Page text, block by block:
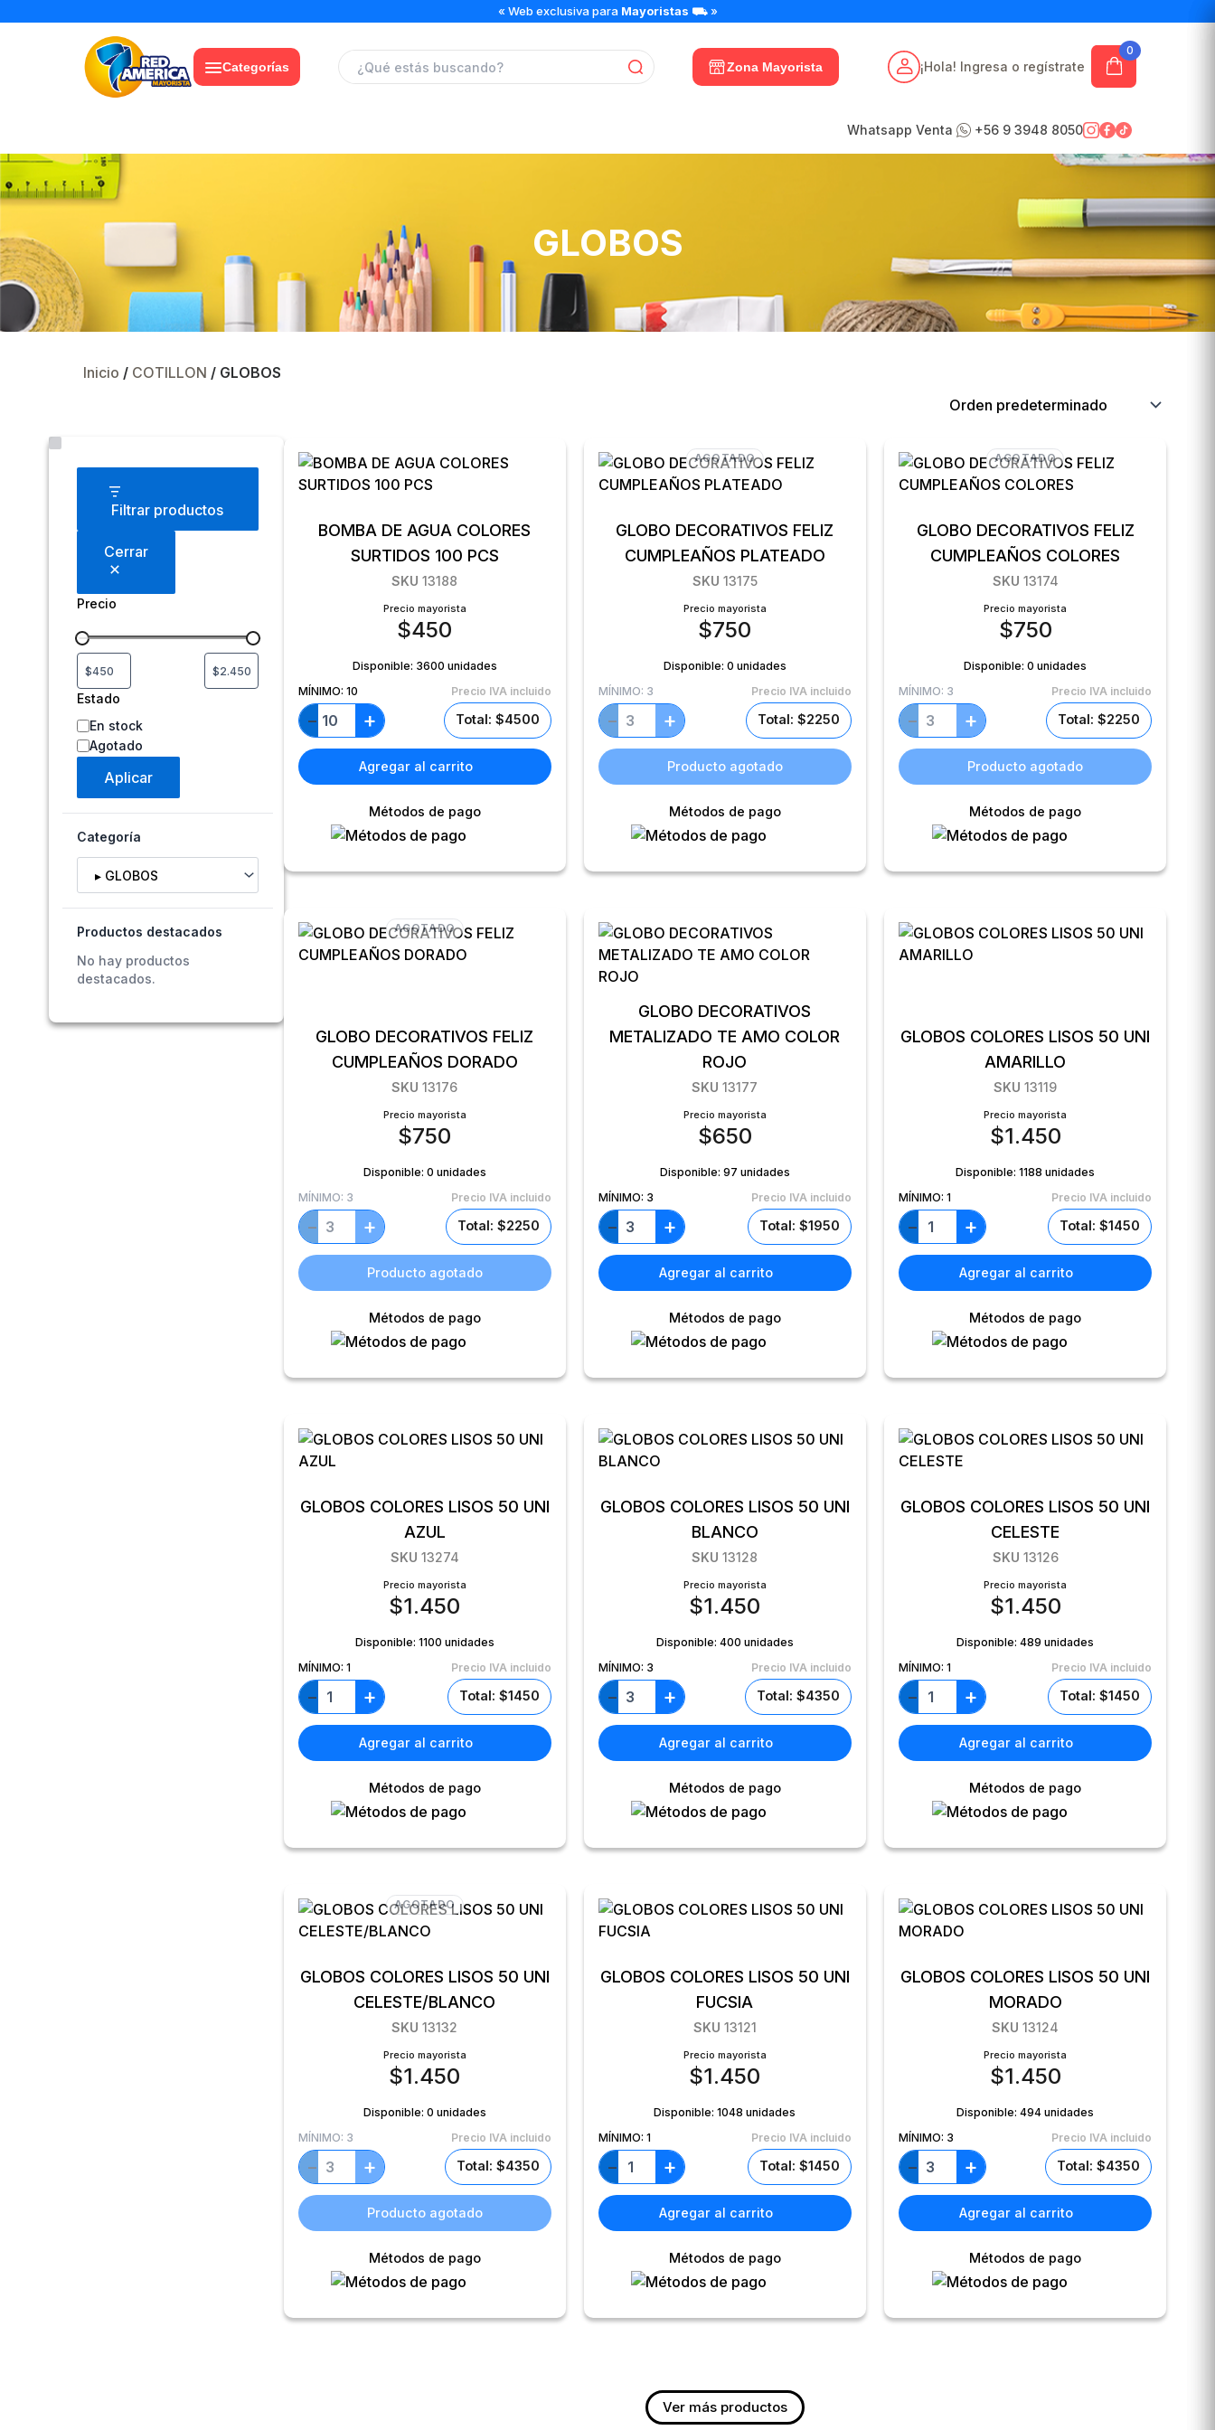
Categorías Zona Mayorista
0
¡Hola! Ingresa o regístrate
Whatsapp Venta +56 9 3948 8050
GLOBOS
Inicio / COTILLON / GLOBOS
Filtrar productos
Cerrar
Precio
Estado
En stock
Agotado
Aplicar
Categoría
Productos destacados
No hay productos
destacados.
BOMBA DE AGUA COLORES
SURTIDOS 100 PCS
SKU 13188
Precio mayorista
$450
Disponible: 3600 unidades
MÍNIMO: 10 Precio IVA incluido
− + Total: $4500
Agregar al carrito
Métodos de pago
AGOTADO
GLOBO DECORATIVOS FELIZ
CUMPLEAÑOS PLATEADO
SKU 13175
Precio mayorista
$750
Disponible: 0 unidades
MÍNIMO: 3 Precio IVA incluido
− + Total: $2250
Producto agotado
Métodos de pago
AGOTADO
GLOBO DECORATIVOS FELIZ
CUMPLEAÑOS COLORES
SKU 13174
Precio mayorista
$750
Disponible:0 unidades
MÍNIMO: 3 Precio IVA incluido
− + Total: $2250
Producto agotado
Métodos de pago
AGOTADO
GLOBO DECORATIVOS FELIZ
CUMPLEAÑOS DORADO
SKU 13176
Precio mayorista
$750
Disponible: 0 unidades
MÍNIMO: 3 Precio IVA incluido
− + Total: $2250
Producto agotado
Métodos de pago
GLOBO DECORATIVOS
METALIZADO TE AMO COLOR
ROJO
SKU 13177
Precio mayorista
$650
Disponible: 97 unidades
MÍNIMO: 3 Precio IVA incluido
− + Total: $1950
Agregar al carrito
Métodos de pago
GLOBOS COLORES LISOS 50 UNI
AMARILLO
SKU 13119
Precio mayorista
$1.450
Disponible:1188 unidades
MÍNIMO:1 Precio IVA incluido
− + Total: $1450
Agregar al carrito
Métodos de pago
GLOBOS COLORES LISOS 50 UNI
AZUL
SKU 13274
Precio mayorista
$1.450
Disponible: 1100 unidades
MÍNIMO: 1 Precio IVA incluido
− + Total: $1450
Agregar al carrito
Métodos de pago
GLOBOS COLORES LISOS 50 UNI
BLANCO
SKU 13128
Precio mayorista
$1.450
Disponible: 400 unidades
MÍNIMO: 3 Precio IVA incluido
− + Total: $4350
Agregar al carrito
Métodos de pago
GLOBOS COLORES LISOS 50 UNI
CELESTE
SKU 13126
Precio mayorista
$1.450
Disponible:489 unidades
MÍNIMO:1 Precio IVA incluido
− + Total: $1450
Agregar al carrito
Métodos de pago
AGOTADO
GLOBOS COLORES LISOS 50 UNI
CELESTE/BLANCO
SKU 13132
Precio mayorista
$1.450
Disponible: 0 unidades
MÍNIMO: 3 Precio IVA incluido
− + Total: $4350
Producto agotado
Métodos de pago
GLOBOS COLORES LISOS 50 UNI
FUCSIA
SKU 13121
Precio mayorista
$1.450
Disponible:1048 unidades
MÍNIMO: 1 Precio IVA incluido
− + Total: $1450
Agregar al carrito
Métodos de pago
GLOBOS COLORES LISOS 50 UNI
MORADO
SKU 13124
Precio mayorista
$1.450
Disponible:494 unidades
MÍNIMO: 3 Precio IVA incluido
− + Total: $4350
Agregar al carrito
Métodos de pago